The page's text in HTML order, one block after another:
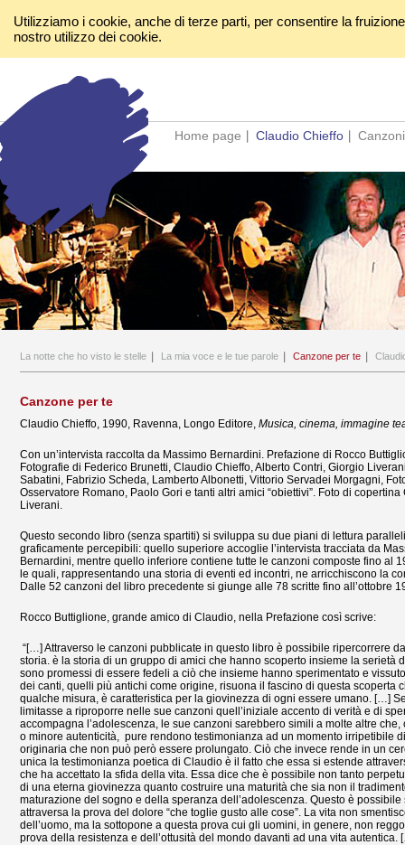
Utilizziamo i cookie, anche di terze parti, per consentire la
nostro utilizzo dei cookie.
Home page Claudio Chieffo Canzoni
La notte che ho visto le stelle La mia voce e le tue parole Canzone per te
Canzone per te
Claudio Chieffo, 1990, Ravenna, Longo Editore, Musica, cinema, immagine
Con un’intervista raccolta da Massimo Bernardini. Prefazione di Rocco
Fotografie di Federico Brunetti, Claudio Chieffo, Alberto Contri, Giorgio
Sabatini, Fabrizio Scheda, Lamberto Albonetti, Vittorio Servadei Morgagni,
Osservatore Romano, Paolo Gori e tanti altri amici “obiettivi”. Foto di copertina
Liverani.
Questo secondo libro (senza spartiti) si sviluppa su due piani di lettura
graficamente percepibili: quello superiore accoglie l’intervista tracciata da
Bernardini, mentre quello inferiore contiene tutte le canzoni composte fino al
le quali, rappresentando una storia di eventi ed incontri, ne arricchiscono la
Dalle 52 canzoni del libro precedente si giunge alle 78 scritte fino all’ottobre
Rocco Buttiglione, grande amico di Claudio, nella Prefazione così scrive:
“[…] Attraverso le canzoni pubblicate in questo libro è possibile ripercorrere
storia. è la storia di un gruppo di amici che hanno scoperto insieme la serietà
sono promessi di essere fedeli a ciò che insieme hanno sperimentato e
dei canti, quelli più antichi come origine, risuona il fascino di questa scoperta
qualche misura, è caratteristica per la giovinezza di ogni essere umano. […]
limitasse a riproporre nelle sue canzoni quell’iniziale accento di verità e di
accompagna l’adolescenza, le sue canzoni sarebbero simili a molte altre che,
o minore autenticità, pure rendono testimonianza ad un momento irripetibile
originaria che non può però essere prolungato. Ciò che invece rende in un
unica la testimonianza poetica di Claudio è il fatto che essa si estende
che ha accettato la sfida della vita. Essa dice che è possibile non tanto
di una eterna giovinezza quanto costruire una maturità che sia non il
maturazione del sogno e della speranza dell’adolescenza. Questo è possibile
attraversa la prova del dolore “che toglie gusto alle cose”. La vita non
dell’uomo, ma la sottopone a questa prova cui gli uomini, in genere, non
prova della resistenza e dell’ottusità del mondo davanti ad una vita autentica.